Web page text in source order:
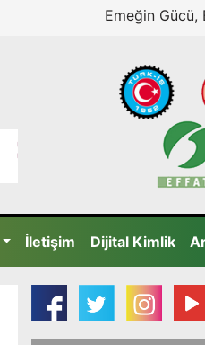
Emeğin Gücü,
İletişim Dijital Kimlik